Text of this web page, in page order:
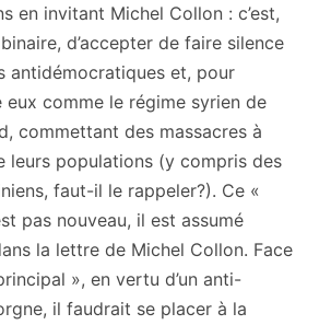
en invitant Michel Collon : c’est,
d’accepter de faire silence
antidémocratiques et, pour
eux comme le régime syrien de
commettant des massacres à
leurs populations (y compris des
faut-il le rappeler?). Ce «
pas nouveau, il est assumé
la lettre de Michel Collon. Face
», en vertu d’un anti-
il faudrait se placer à la